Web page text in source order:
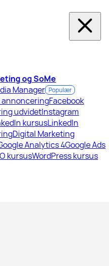
og SoMe
Manager Populær
annonceringFacebook
udvidetInstagram
kursusLinkedIn
Digital Marketing
Analytics 4Google Ads
kursusWordPress kursus